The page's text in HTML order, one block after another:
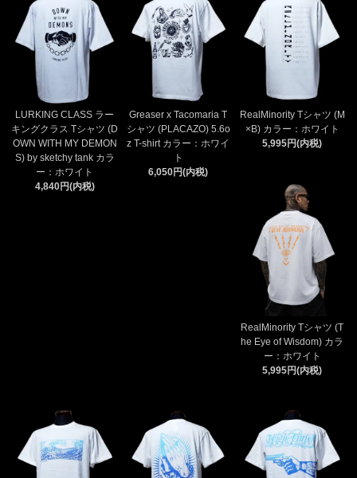
LURKING CLASS ラー
キングクラス Tシャツ (D
OWN WITH MY DEMON
S) by sketchy tank カラ
ー：ホワイト
4,840円(内税)
Greaser x Tacomaria T
シャツ (PLACAZO) 5.6o
z T-shirt カラー：ホワイ
ト
6,050円(内税)
RealMinority Tシャツ (M
×B) カラー：ホワイト
5,995円(内税)
RealMinority Tシャツ (T
he Eye of Wisdom) カラ
ー：ホワイト
5,995円(内税)